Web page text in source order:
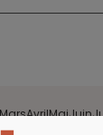
MarsAvrilMaiJuin